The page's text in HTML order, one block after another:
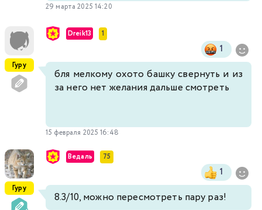
29 марта 2025 14:20
Гуру
Dreik13 1
1
бля мелкому охото башку свернуть и из
за него нет желания дальше смотреть
15 февраля 2025 16:48
Гуру
Ведаль 75
1
8.3/10, можно пересмотреть пару раз!